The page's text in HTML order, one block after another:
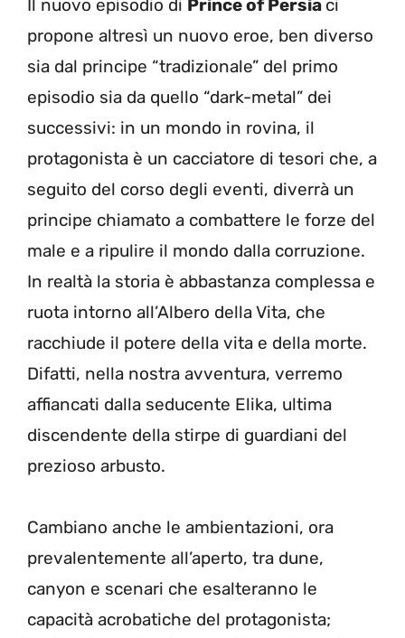
Il nuovo episodio di Prince of Persia ci
propone altresì un nuovo eroe, ben diverso
sia dal principe “tradizionale” del primo
episodio sia da quello “dark-metal” dei
successivi: in un mondo in rovina, il
protagonista è un cacciatore di tesori che, a
seguito del corso degli eventi, diverrà un
principe chiamato a combattere le forze del
male e a ripulire il mondo dalla corruzione.
In realtà la storia è abbastanza complessa e
ruota intorno all’Albero della Vita, che
racchiude il potere della vita e della morte.
Difatti, nella nostra avventura, verremo
affiancati dalla seducente Elika, ultima
discendente della stirpe di guardiani del
prezioso arbusto.
Cambiano anche le ambientazioni, ora
prevalentemente all’aperto, tra dune,
canyon e scenari che esalteranno le
capacità acrobatiche del protagonista;